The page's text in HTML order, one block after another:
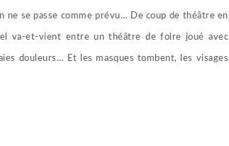
se passe comme prévu… De coup de théâtre en
va-et-vient entre un théâtre de foire joué avec
douleurs… Et les masques tombent, les visages